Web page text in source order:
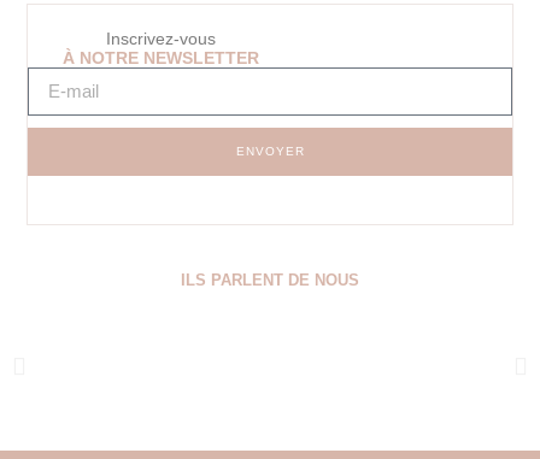
Inscrivez-vous
À NOTRE NEWSLETTER
ENVOYER
ILS PARLENT DE NOUS